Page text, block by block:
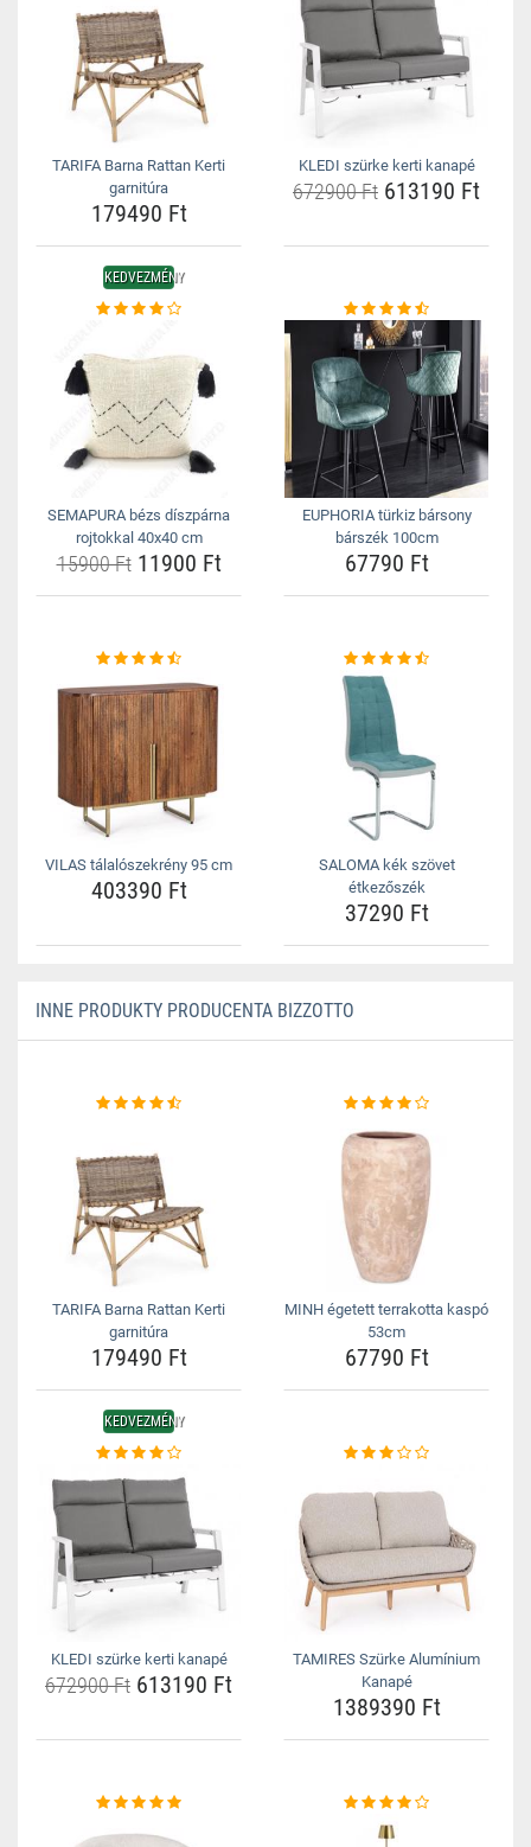
TARIFA Barna Rattan Kerti
garnitúra
179490 Ft
KLEDI szürke kerti kanapé
672900 Ft 613190 Ft
KEDVEZMÉNY
SEMAPURA bézs díszpárna
rojtokkal 40x40 cm
15900 Ft11900 Ft
EUPHORIA türkiz bársony
bárszék 100cm
67790 Ft
VILAS tálalószekrény 95 cm
403390 Ft
SALOMA kék szövet
étkezőszék
37290 Ft
INNE PRODUKTY PRODUCENTA BIZZOTTO
TARIFA Barna Rattan Kerti
garnitúra
179490 Ft
MINH égetett terrakotta kaspó
53cm
67790 Ft
KEDVEZMÉNY
KLEDI szürke kerti kanapé
672900 Ft 613190 Ft
TAMIRES Szürke Alumínium
Kanapé
1389390 Ft